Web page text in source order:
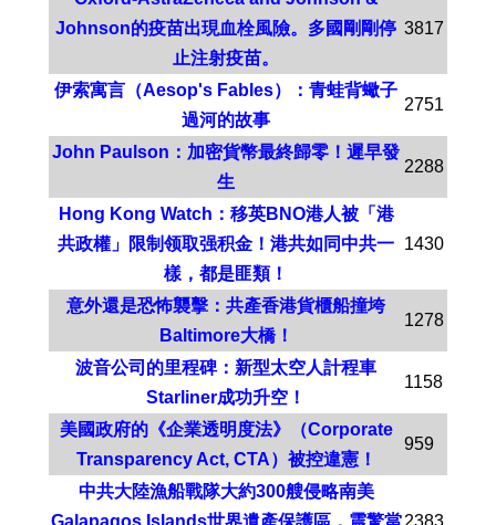
Johnson的疫苗出現血栓風險。多國剛剛停
止注射疫苗。
3817
伊索寓言（Aesop's Fables）：青蛙背蠍子
過河的故事
2751
John Paulson：加密貨幣最終歸零！遲早發
生
2288
Hong Kong Watch：移英BNO港人被「港
共政權」限制领取强积金！港共如同中共一
樣，都是匪類！
1430
意外還是恐怖襲擊：共產香港貨櫃船撞垮
Baltimore大橋！
1278
波音公司的里程碑：新型太空人計程車
Starliner成功升空！
1158
美國政府的《企業透明度法》（Corporate
Transparency Act, CTA）被控違憲！
959
中共大陸漁船戰隊大約300艘侵略南美
Galapagos Islands世界遺產保護區，震驚當 2383